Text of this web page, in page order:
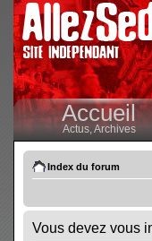
Accueil
Actus,Archives
Index du forum
Vous devez vous